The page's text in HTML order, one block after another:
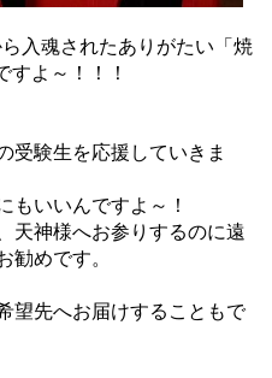
入魂されたありがたい「焼
すよ～！！！
受験生を応援していきま
もいいんですよ～！
天神様へお参りするのに遠
勧めです。
望先へお届けすることもで